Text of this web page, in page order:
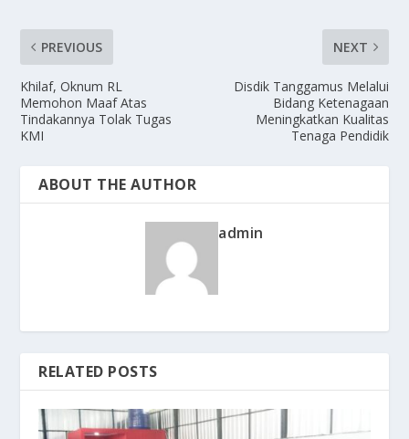
PREVIOUS
Khilaf, Oknum RL
Memohon Maaf Atas
Tindakannya Tolak Tugas
KMI
NEXT
Disdik Tanggamus Melalui
Bidang Ketenagaan
Meningkatkan Kualitas
Tenaga Pendidik
ABOUT THE AUTHOR
admin
RELATED POSTS